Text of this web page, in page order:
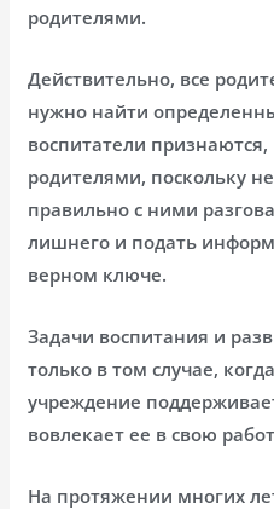
родителями.
Действительно, все
нужно найти
воспитатели
родителями, поскольку
правильно с ними
лишнего и подать
верном ключе.
Задачи воспитания и
только в том случае,
учреждение
вовлекает ее в свою
На протяжении многих